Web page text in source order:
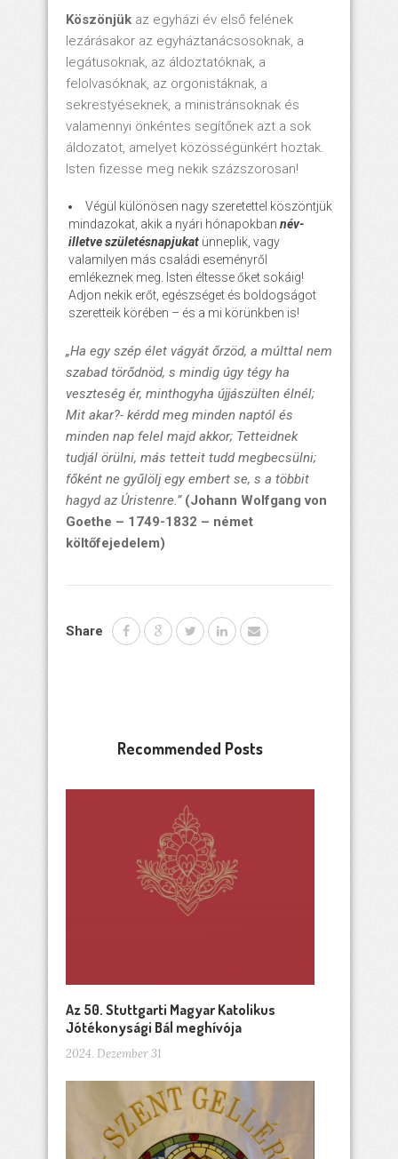
Köszönjük az egyházi év első felének
lezárásakor az egyháztanácsosoknak, a
legátusoknak, az áldoztatóknak, a
felolvasóknak, az orgonistáknak, a
sekrestyéseknek, a ministránsoknak és
valamennyi önkéntes segítőnek azt a sok
áldozatot, amelyet közösségünkért hoztak.
Isten fizesse meg nekik százszorosan!
Végül különösen nagy szeretettel köszöntjük
mindazokat, akik a nyári hónapokban név-
illetve születésnapjukat ünneplik, vagy
valamilyen más családi eseményről
emlékeznek meg. Isten éltesse őket sokáig!
Adjon nekik erőt, egészséget és boldogságot
szeretteik körében – és a mi körünkben is!
„Ha egy szép élet vágyát őrzöd, a múlttal nem
szabad törődnöd, s mindig úgy tégy ha
veszteség ér, minthogyha újjászülten élnél;
Mit akar?- kérdd meg minden naptól és
minden nap felel majd akkor; Tetteidnek
tudjál örülni, más tetteit tudd megbecsülni;
főként ne gyűlölj egy embert se, s a többit
hagyd az Úristenre.” (Johann Wolfgang von
Goethe – 1749-1832 – német
költőfejedelem)
Share
Recommended Posts
Az 50. Stuttgarti Magyar Katolikus
Jótékonysági Bál meghívója
2024. Dezember 31